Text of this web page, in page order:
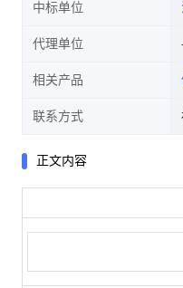
中标单位
代理单位
相关产品
联系方式
正文内容